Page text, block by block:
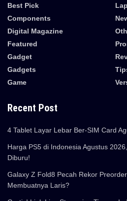
Best Pick
Components
Digital Magazine
Featured
Gadget
Gadgets
Game
Recent Post
4 Tablet Layar Lebar Ber-SIM Card
Harga PS5 di Indonesia Agustus
Diburu!
Galaxy Z Fold8 Pecah Rekor
Membuatnya Laris?